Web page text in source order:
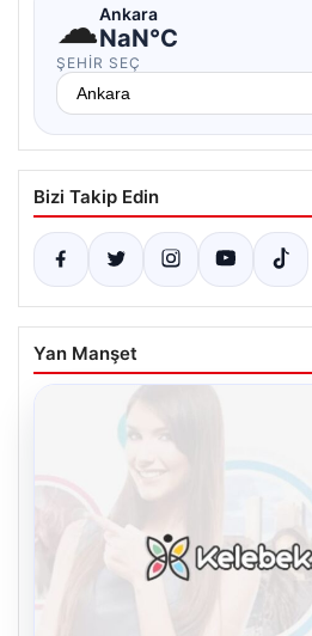
☁Ankara
NaN°C
ŞEHIR SEÇ
Bizi Takip Edin
Yan Manşet